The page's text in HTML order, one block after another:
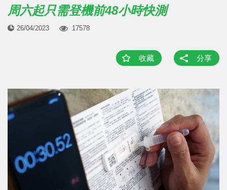
周六起只需登機前48小時快測
26/04/2023 17578
收藏 分享